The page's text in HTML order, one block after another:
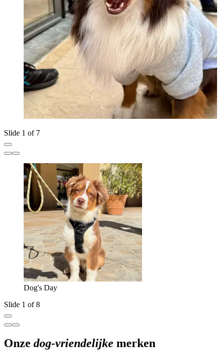
Slide 1 of 7
Dog's Day
Slide 1 of 8
Onze dog-vriendelijke merken